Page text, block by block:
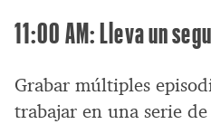
11:00 AM: Lleva un
Grabar múltiples
trabajar en una serie